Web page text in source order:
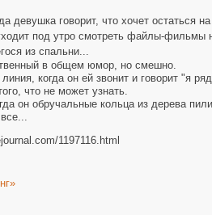
девушка говорит, что хочет остаться
под утро смотреть файлы-фильмы
из спальни...
в общем юмор, но смешно.
когда он ей звонит и говорит "я
что не может узнать.
он обручальные кольца из дерева
1197116.html